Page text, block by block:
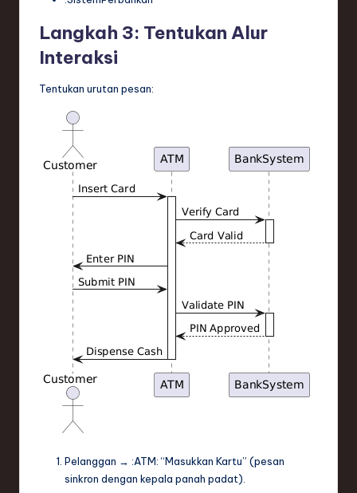
Langkah 3: Tentukan Alur
Interaksi
Tentukan urutan pesan:
Pelanggan → :ATM: “Masukkan Kartu” (pesan
sinkron dengan kepala panah padat).